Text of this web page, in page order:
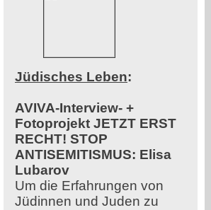
Jüdisches Leben:
AVIVA-Interview- +
Fotoprojekt JETZT ERST
RECHT! STOP
ANTISEMITISMUS: Elisa
Lubarov
Um die Erfahrungen von
Jüdinnen und Juden zu